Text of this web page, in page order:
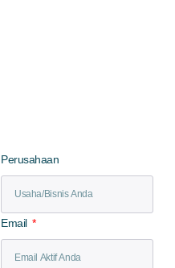
Perusahaan
Email